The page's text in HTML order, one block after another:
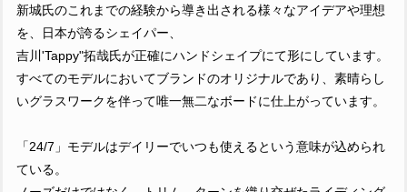
新城氏のこれまでの経験から導き出される様々なアイデアや理想
を、日本が誇るシェイパー、
吉川'Tappy"拓哉氏が正確にハンドシェイプにて形にしています。
すべてのモデルにおいてブランドのオリジナルであり、素晴らし
いグラスワークを伴って唯一無二なボードに仕上がっています。
「24/7」モデルはデイリーでいつも使えるという意味が込められ
ている。